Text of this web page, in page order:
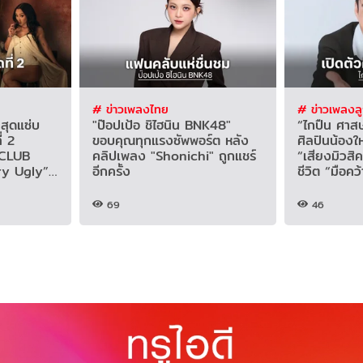
ดแซ่บ
2
Ugly”
# ข่าวเพลงไทย
"ป๊อปเป้อ ชิไฮนิน BNK48"
ขอบคุณทุกแรงซัพพอร์ต หลัง
คลิปเพลง "Shonichi" ถูกแชร์
อีกครั้ง
69
# ข่าวเพลง
“ไกปืน ศา
ศิลปินน้องใ
“เสียงมิวสิ
ชีวิต “มือคว้
46